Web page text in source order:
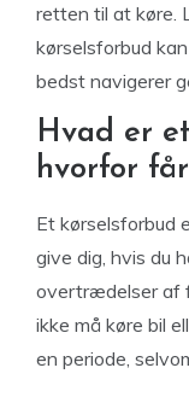
retten til at køre.
kørselsforbud
bedst navigerer
Hvad er
hvorfor
Et kørselsforbud
give dig, hvis du
overtrædelser af
ikke må køre bil
en periode,